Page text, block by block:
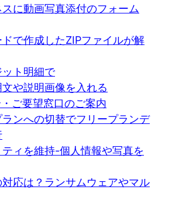
に動画写真添付のフォーム
で作成したZIPファイルが解
ト明細で
や説明画像を入れる
ご要望窓口のご案内
ンへの切替でフリープランデ
ィを維持-個人情報や写真を
応は？ランサムウェアやマル